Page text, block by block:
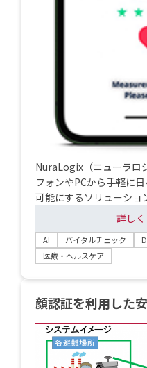
NuraLogix（ニューラロ
フォンやPCから手軽に
可能にするソリューシ
詳し
AI バイタルチェック
医療・ヘルスケア
顔認証を利用した